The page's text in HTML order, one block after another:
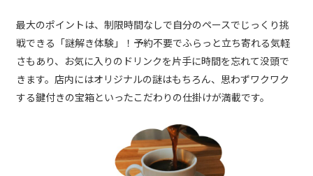
最大のポイントは、制限時間なしで自分のペースでじっくり挑
戦できる「謎解き体験」！予約不要でふらっと立ち寄れる気軽
さもあり、お気に入りのドリンクを片手に時間を忘れて没頭で
きます。店内にはオリジナルの謎はもちろん、思わずワクワク
する鍵付きの宝箱といったこだわりの仕掛けが満載です。